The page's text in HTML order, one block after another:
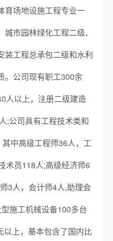
育场地设施工程专业一
市园林绿化工程二级、
装工程总承包二级和水利
。公司现有职工300余
人以上，注册二级建造
;公司具有工程技术类和
中高级工程师36人，工
术员118人;高级经济师6
3人，会计师4人,助理会
施工机械设备100多台
以上，基本包含了国内比